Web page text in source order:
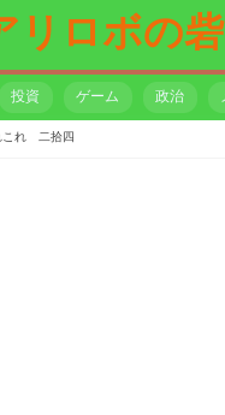
リロボの砦
投資 ゲーム 政治
これ 二拾四